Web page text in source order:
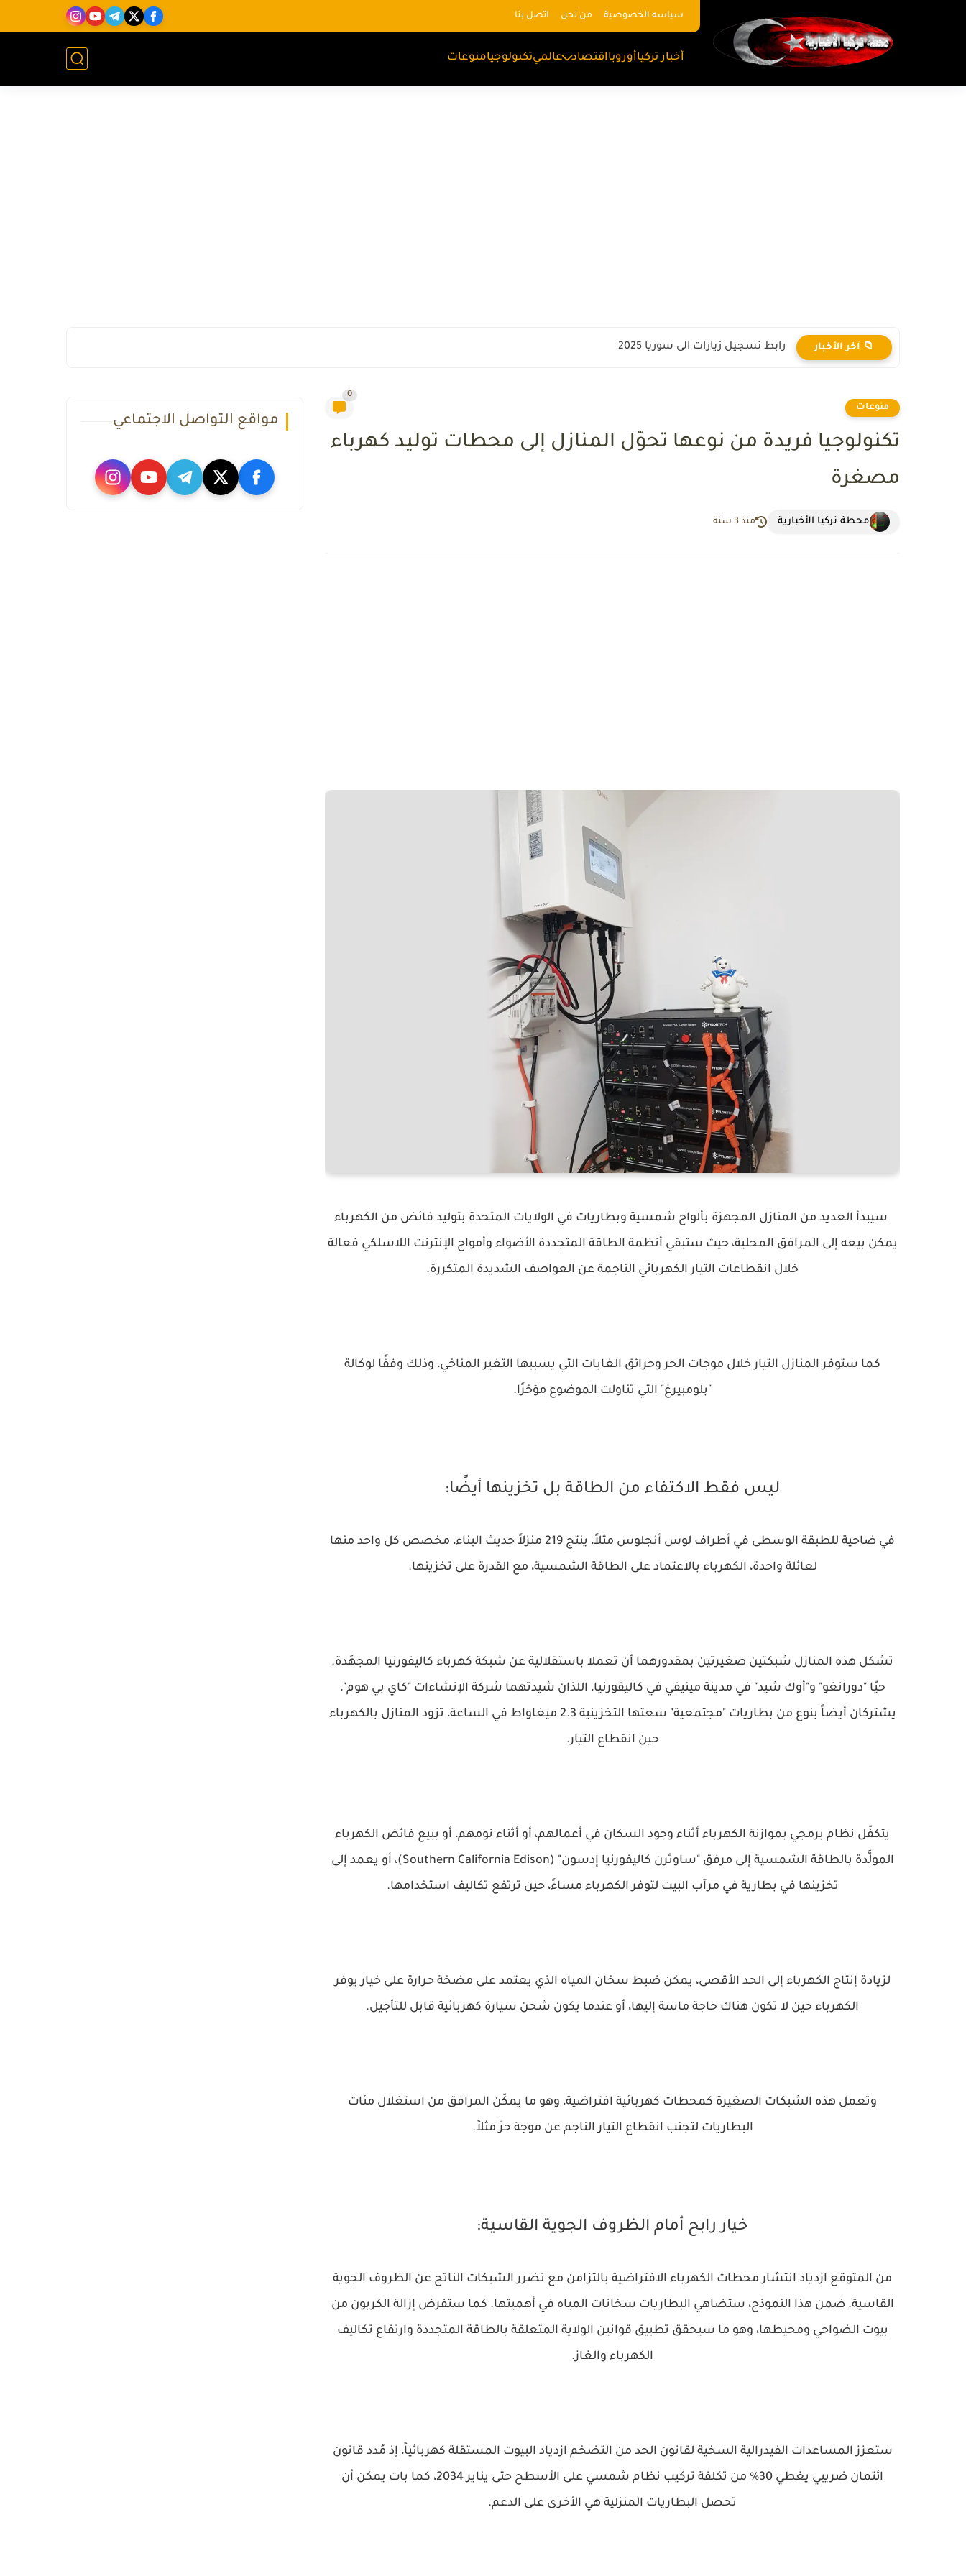
سياسه الخصوصية من نحن اتصل بنا
أخبار تركياأوروبااقتصاد عالميتكنولوجيامنوعات
📁 آخر الأخبار رابط تسجيل زيارات الى سوريا 2025
منوعات
0
تكنولوجيا فريدة من نوعها تحوّل المنازل إلى محطات توليد كهرباء
مصغرة
محطة تركيا الأخبارية منذ 3 سنة
سيبدأ العديد من المنازل المجهزة بألواح شمسية وبطاريات في الولايات المتحدة بتوليد فائض من الكهرباء
يمكن بيعه إلى المرافق المحلية، حيث ستبقي أنظمة الطاقة المتجددة الأضواء وأمواج الإنترنت اللاسلكي فعالة
خلال انقطاعات التيار الكهربائي الناجمة عن العواصف الشديدة المتكررة.
كما ستوفر المنازل التيار خلال موجات الحر وحرائق الغابات التي يسببها التغير المناخي، وذلك وفقًا لوكالة
"بلومبيرغ" التي تناولت الموضوع مؤخرًا.
ليس فقط الاكتفاء من الطاقة بل تخزينها أيضًا:
في ضاحية للطبقة الوسطى في أطراف لوس أنجلوس مثلاً، ينتج 219 منزلاً حديث البناء، مخصص كل واحد منها
لعائلة واحدة، الكهرباء بالاعتماد على الطاقة الشمسية، مع القدرة على تخزينها.
تشكل هذه المنازل شبكتين صغيرتين بمقدورهما أن تعملا باستقلالية عن شبكة كهرباء كاليفورنيا المجهَدة.
حيّا "دورانغو" و"أوك شيد" في مدينة مينيفي في كاليفورنيا، اللذان شيدتهما شركة الإنشاءات "كاي بي هوم"،
يشتركان أيضاً بنوع من بطاريات "مجتمعية" سعتها التخزينية 2.3 ميغاواط في الساعة، تزود المنازل بالكهرباء
حين انقطاع التيار.
يتكفّل نظام برمجي بموازنة الكهرباء أثناء وجود السكان في أعمالهم، أو أثناء نومهم، أو ببيع فائض الكهرباء
المولَّدة بالطاقة الشمسية إلى مرفق "ساوثرن كاليفورنيا إدسون" (Southern California Edison)، أو يعمد إلى
تخزينها في بطارية في مرآب البيت لتوفر الكهرباء مساءً، حين ترتفع تكاليف استخدامها.
لزيادة إنتاج الكهرباء إلى الحد الأقصى، يمكن ضبط سخان المياه الذي يعتمد على مضخة حرارة على خيار يوفر
الكهرباء حين لا تكون هناك حاجة ماسة إليها، أو عندما يكون شحن سيارة كهربائية قابل للتأجيل.
وتعمل هذه الشبكات الصغيرة كمحطات كهربائية افتراضية، وهو ما يمكّن المرافق من استغلال مئات
البطاريات لتجنب انقطاع التيار الناجم عن موجة حرّ مثلاً.
خيار رابح أمام الظروف الجوية القاسية:
من المتوقع ازدياد انتشار محطات الكهرباء الافتراضية بالتزامن مع تضرر الشبكات الناتج عن الظروف الجوية
القاسية. ضمن هذا النموذج، ستضاهي البطاريات سخانات المياه في أهميتها. كما ستفرض إزالة الكربون من
بيوت الضواحي ومحيطها، وهو ما سيحقق تطبيق قوانين الولاية المتعلقة بالطاقة المتجددة وارتفاع تكاليف
الكهرباء والغاز.
ستعزز المساعدات الفيدرالية السخية لقانون الحد من التضخم ازدياد البيوت المستقلة كهربائياً، إذ مُدد قانون
ائتمان ضريبي يغطي 30% من تكلفة تركيب نظام شمسي على الأسطح حتى يناير 2034، كما بات يمكن أن
تحصل البطاريات المنزلية هي الأخرى على الدعم.
مواقع التواصل الاجتماعي